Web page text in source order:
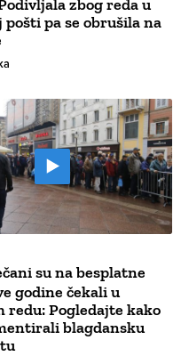
zbog reda u
pa se obrušila na
su na besplatne
godine čekali u
redu: Pogledajte kako
blagdansku